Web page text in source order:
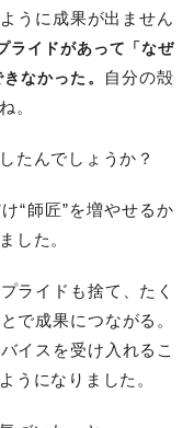
うに成果が出ません
ライドがあって「なぜ
なかった。
自分の殻
。
たんでしょうか？
“師匠”を増やせるか
した。
ライドも捨て、たく
で成果につながる。
イスを受け入れるこ
うになりました。